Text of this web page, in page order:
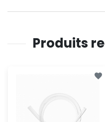
Produits